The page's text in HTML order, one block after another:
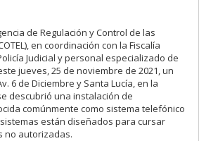
de Regulación y Control de las
en coordinación con la Fiscalía
Judicial y personal especializado de
jueves, 25 de noviembre de 2021, un
6 de Diciembre y Santa Lucía, en la
descubrió una instalación de
comúnmente como sistema telefónico
sistemas están diseñados para cursar
no autorizadas.